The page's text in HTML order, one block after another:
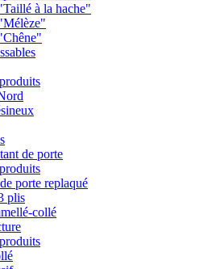
à la hache"
de porte
porte replaqué
plis
collé